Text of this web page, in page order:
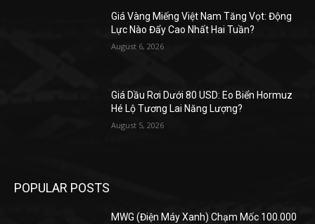
Giá Vàng Miếng Việt Nam Tăng Vọt: Động
Lực Nào Đẩy Cao Nhất Hai Tuần?
August 6, 2026
Giá Dầu Rơi Dưới 80 USD: Eo Biển Hormuz
Hé Lộ Tương Lai Năng Lượng?
August 5, 2026
POPULAR POSTS
MWG (Điện Máy Xanh) Chạm Mốc 100.000